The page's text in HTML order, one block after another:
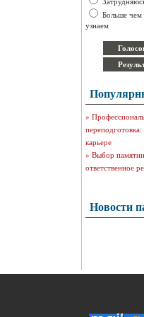
Больше
узнаем
»
карьере
» Выбор
ответственное
Новости